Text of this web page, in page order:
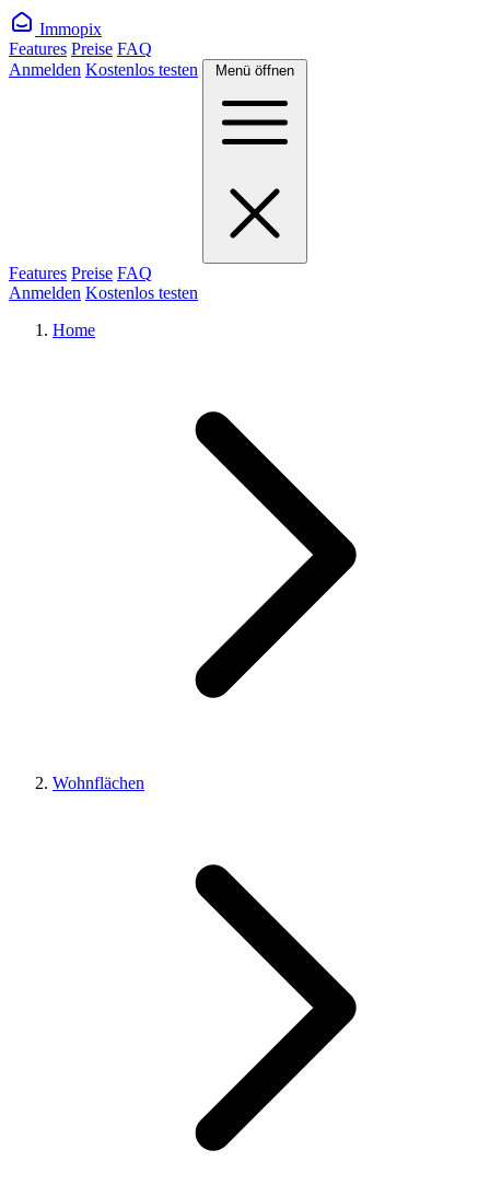
Immopix
Features Preise FAQ
Anmelden Kostenlos testen Menü öffnen
Features Preise FAQ
Anmelden Kostenlos testen
Home
Wohnflächen